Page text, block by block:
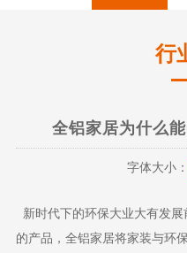
行
全铝家居为什么
字体大小：
新时代下的环保大业大有发
的产品，全铝家居将家装与环